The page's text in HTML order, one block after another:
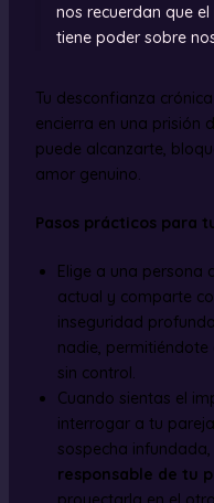
nos recuerdan que
tiene poder sobre
Tu desconfianza
encierra en una prisión
puede alcanzarte,
amor genuino.
Pasos prácticos para
Elige a una persona
actual y comparte
inseguridad
nadie,
sin control.
Cuando sientas el
interrogar a tu
sospecha
responsable de tu